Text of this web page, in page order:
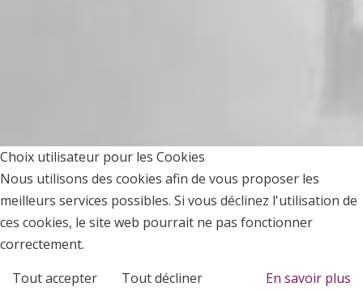
Choix utilisateur pour les Cookies
Nous utilisons des cookies afin de vous proposer les
meilleurs services possibles. Si vous déclinez l'utilisation de
ces cookies, le site web pourrait ne pas fonctionner
correctement.
Tout accepter
Tout décliner
En savoir plus